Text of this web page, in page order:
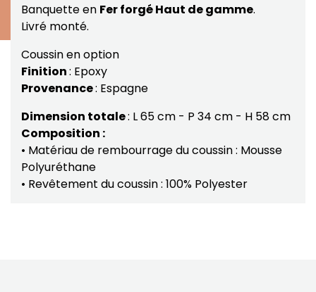
Banquette en Fer forgé Haut de gamme.
Livré monté.
Coussin en option
Finition: Epoxy
Provenance: Espagne
Dimension totale: L 65 cm - P 34 cm - H 58 cm
Composition :
• Matériau de rembourrage du coussin : Mousse
Polyuréthane
• Revêtement du coussin : 100% Polyester